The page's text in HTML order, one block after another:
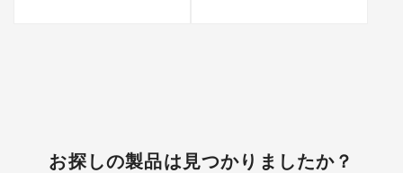
お探しの製品は見つかりましたか？